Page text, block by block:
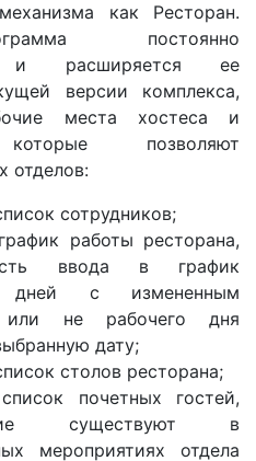
как Ресторан.
постоянно
и расширяется ее
версии комплекса,
места хостеса и
которые позволяют
отделов:
сотрудников;
работы ресторана,
ввода в график
дней с измененным
или не рабочего дня
дату;
столов ресторана;
почетных гостей,
существуют в
мероприятиях отдела